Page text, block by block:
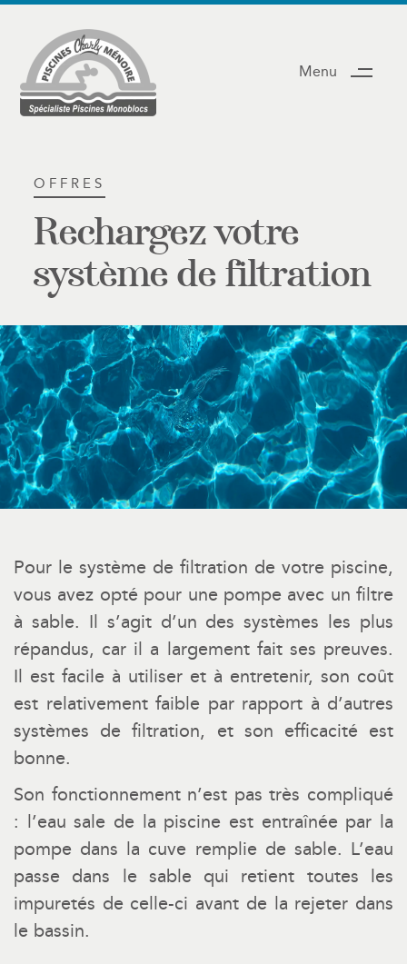
Menu
OFFRES
Rechargez votre
système de filtration
Pour le système de filtration de votre piscine,
vous avez opté pour une pompe avec un filtre
à sable. Il s’agit d’un des systèmes les plus
répandus, car il a largement fait ses preuves.
Il est facile à utiliser et à entretenir, son coût
est relativement faible par rapport à d’autres
systèmes de filtration, et son efficacité est
bonne.
Son fonctionnement n’est pas très compliqué
: l’eau sale de la piscine est entraînée par la
pompe dans la cuve remplie de sable. L’eau
passe dans le sable qui retient toutes les
impuretés de celle-ci avant de la rejeter dans
le bassin.